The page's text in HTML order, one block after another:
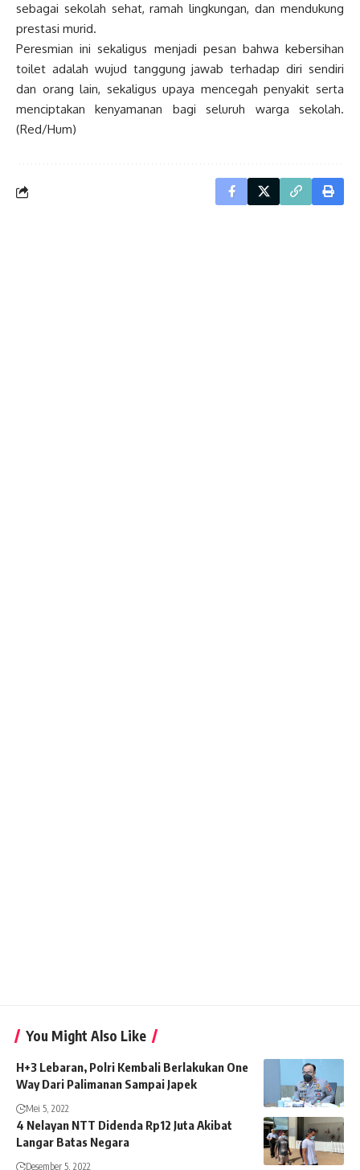
sebagai sekolah sehat, ramah lingkungan, dan mendukung
prestasi murid.
Peresmian ini sekaligus menjadi pesan bahwa kebersihan
toilet adalah wujud tanggung jawab terhadap diri sendiri
dan orang lain, sekaligus upaya mencegah penyakit serta
menciptakan kenyamanan bagi seluruh warga sekolah.
(Red/Hum)
You Might Also Like
H+3 Lebaran, Polri Kembali Berlakukan One
Way Dari Palimanan Sampai Japek
Mei 5, 2022
4 Nelayan NTT Didenda Rp12 Juta Akibat
Langar Batas Negara
Desember 5, 2022